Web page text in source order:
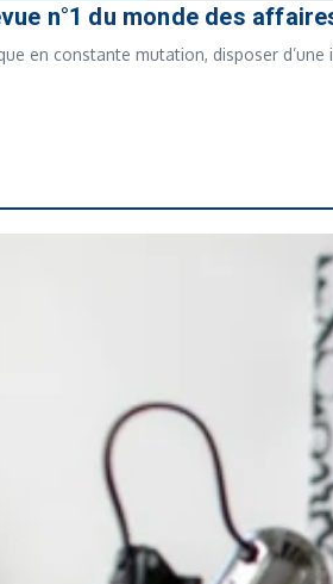
n°1 du monde des
en constante mutation, disposer